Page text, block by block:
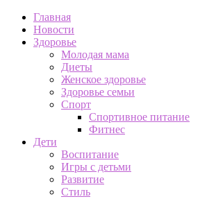
Главная
Новости
Здоровье
Молодая мама
Диеты
Женское здоровье
Здоровье семьи
Спорт
Спортивное питание
Фитнес
Дети
Воспитание
Игры с детьми
Развитие
Стиль